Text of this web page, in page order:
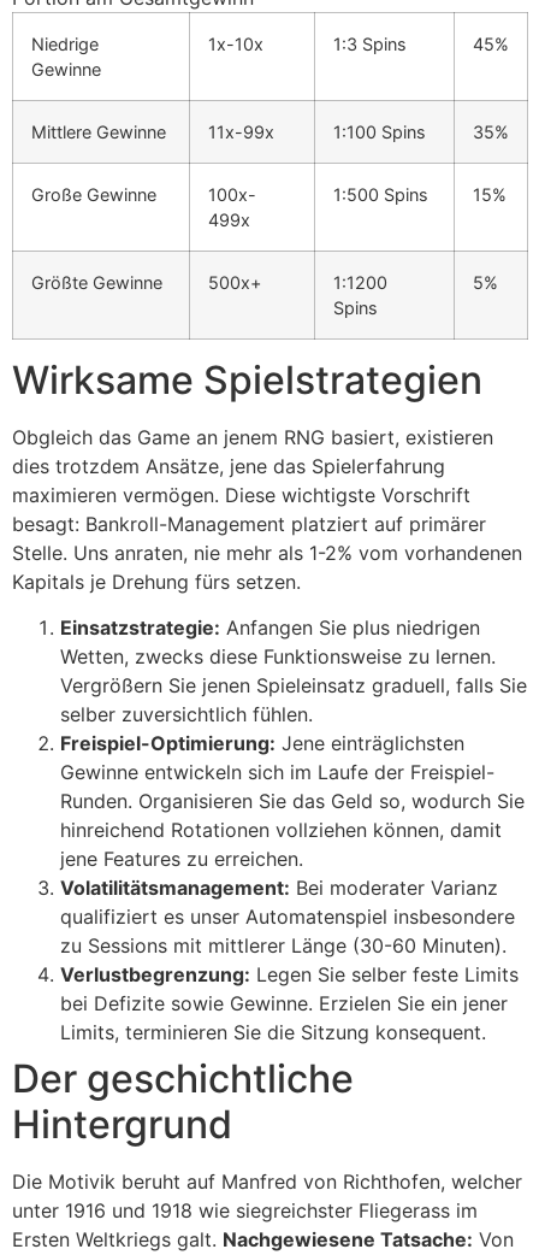
panel
panel
panel
panel
panel
satın al
Panel
Panel
Panel
Panel
Panel
Panel
Panel
Panel
Panel
Panel
panel
panel
panel
giriş
per sale
Niedrige
Gewinne
1x-10x 1:3 Spins 45%
Mittlere Gewinne 11x-99x 1:100 Spins 35%
Große Gewinne
100x-
499x
1:500 Spins 15%
Größte Gewinne 500x+
1:1200
Spins
5%
Wirksame Spielstrategien
Obgleich das Game an jenem RNG basiert, existieren
dies trotzdem Ansätze, jene das Spielerfahrung
maximieren vermögen. Diese wichtigste Vorschrift
besagt: Bankroll-Management platziert auf primärer
Stelle. Uns anraten, nie mehr als 1-2% vom vorhandenen
Kapitals je Drehung fürs setzen.
Einsatzstrategie: Anfangen Sie plus niedrigen
Wetten, zwecks diese Funktionsweise zu lernen.
Vergrößern Sie jenen Spieleinsatz graduell, falls Sie
selber zuversichtlich fühlen.
Freispiel-Optimierung: Jene einträglichsten
Gewinne entwickeln sich im Laufe der Freispiel-
Runden. Organisieren Sie das Geld so, wodurch Sie
hinreichend Rotationen vollziehen können, damit
jene Features zu erreichen.
Volatilitätsmanagement: Bei moderater Varianz
qualifiziert es unser Automatenspiel insbesondere
zu Sessions mit mittlerer Länge (30-60 Minuten).
Verlustbegrenzung: Legen Sie selber feste Limits
bei Defizite sowie Gewinne. Erzielen Sie ein jener
Limits, terminieren Sie die Sitzung konsequent.
Der geschichtliche
Hintergrund
Die Motivik beruht auf Manfred von Richthofen, welcher
unter 1916 und 1918 wie siegreichster Fliegerass im
Ersten Weltkriegs galt. Nachgewiesene Tatsache: Von